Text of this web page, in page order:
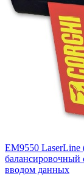
ЕМ9550 LaserLine
балансировочный
вводом данных